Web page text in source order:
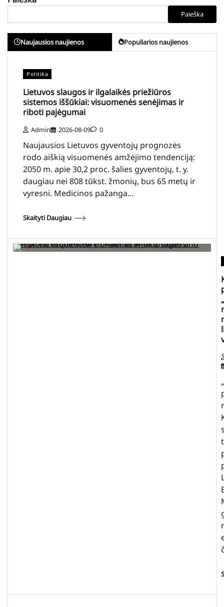
Paieška
Naujausios naujienos Populiarios naujienos
Politika
Lietuvos slaugos ir ilgalaikės priežiūros
sistemos iššūkiai: visuomenės senėjimas ir
riboti pajėgumai
Admin 2026-08-09 0
Naujausios Lietuvos gyventojų prognozės
rodo aiškią visuomenės amžėjimo tendenciją:
2050 m. apie 30,2 proc. šalies gyventojų, t. y.
daugiau nei 808 tūkst. žmonių, bus 65 metų ir
vyresni. Medicinos pažanga…
Skaityti Daugiau